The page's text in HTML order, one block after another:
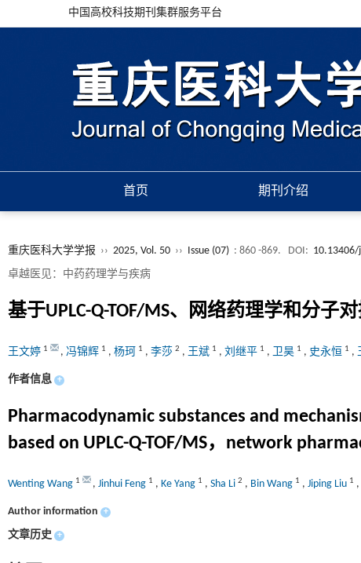
中国高校科技期刊集群服务平台
首页 期刊介绍
重庆医科大学学报 ›› 2025, Vol. 50 ›› Issue (07) : 860 -869. DOI: 10.13406/
卓越医见：中药药理学与疾病
基于UPLC-Q-TOF/MS、网络药理学和分
王文婷 1 , 冯锦辉 1 , 杨珂 1 , 李莎 2 , 王斌 1 , 刘继平 1 , 卫昊 1 , 史永恒 1 ,
作者信息 +
Pharmacodynamic substances and
based on UPLC-Q-TOF/MS，network
Wenting Wang 1 , Jinhui Feng 1 , Ke Yang 1 , Sha Li 2 , Bin Wang 1 , Jiping Liu 1 ,
Author information +
文章历史 +